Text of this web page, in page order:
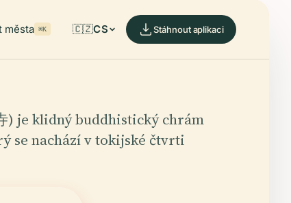
města ⌘K 🇨🇿CS Stáhnout aplikaci
) je klidný buddhistický chrám
se nachází v tokijské čtvrti